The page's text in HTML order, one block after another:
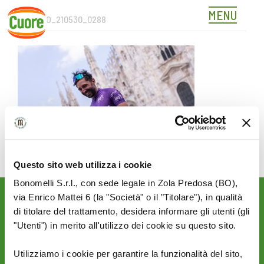
Questo sito web utilizza i cookie
Bonomelli S.r.l., con sede legale in Zola Predosa (BO),
via Enrico Mattei 6 (la "Società" o il "Titolare"), in qualità
di titolare del trattamento, desidera informare gli utenti (gli
"Utenti") in merito all'utilizzo dei cookie su questo sito.
Utilizziamo i cookie per garantire la funzionalità del sito,
Skip
content
MENU
3ALFANO_210530_0288
Rimani aggiornato sulle
novità del mondo Cuore: